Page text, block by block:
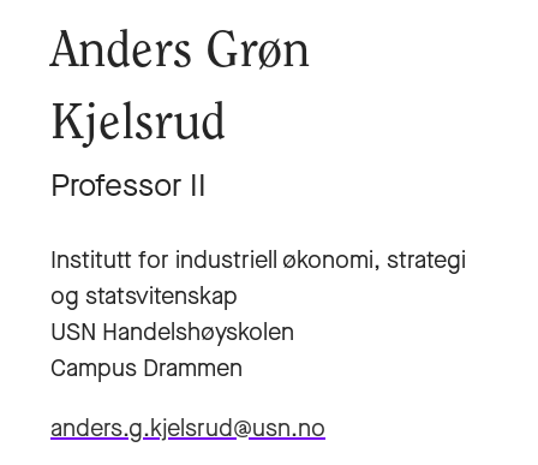
Anders Grøn
Kjelsrud
Professor II
Institutt for industriell økonomi, strategi
og statsvitenskap
USN Handelshøyskolen
Campus Drammen
anders.g.kjelsrud@usn.no